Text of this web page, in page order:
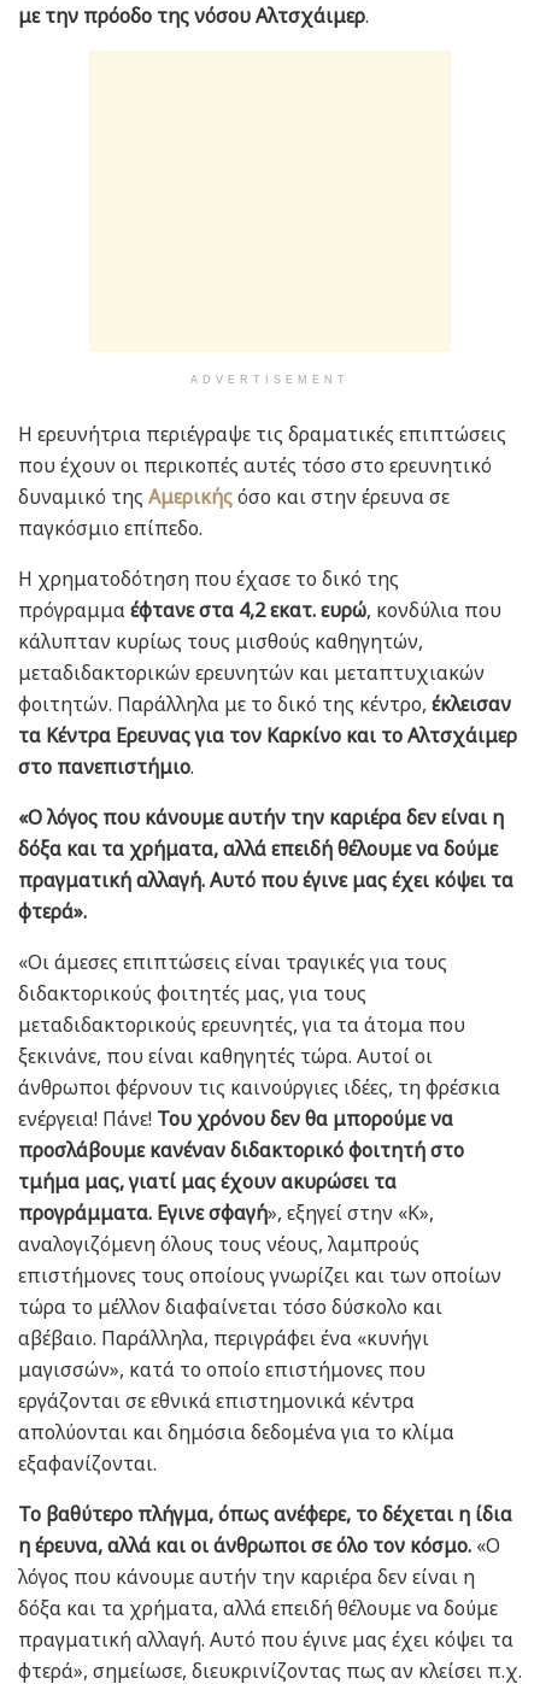
με την πρόοδο της νόσου Αλτσχάιμερ.
ADVERTISEMENT
Η ερευνήτρια περιέγραψε τις δραματικές επιπτώσεις
που έχουν οι περικοπές αυτές τόσο στο ερευνητικό
δυναμικό της Αμερικήςόσο και στην έρευνα σε
παγκόσμιο επίπεδο.
Η χρηματοδότηση που έχασε το δικό της
πρόγραμμαέφτανε στα 4,2 εκατ. ευρώ, κονδύλια που
κάλυπταν κυρίως τους μισθούς καθηγητών,
μεταδιδακτορικών ερευνητών και μεταπτυχιακών
φοιτητών. Παράλληλα με το δικό της κέντρο, έκλεισαν
τα Κέντρα Ερευνας για τον Καρκίνο και το Αλτσχάιμερ
στο πανεπιστήμιο.
«Ο λόγος που κάνουμε αυτήν την καριέρα δεν είναι η
δόξα και τα χρήματα, αλλά επειδή θέλουμε να δούμε
πραγματική αλλαγή. Αυτό που έγινε μας έχει κόψει τα
φτερά».
«Οι άμεσες επιπτώσεις είναι τραγικές για τους
διδακτορικούς φοιτητές μας, για τους
μεταδιδακτορικούς ερευνητές, για τα άτομα που
ξεκινάνε, που είναι καθηγητές τώρα. Αυτοί οι
άνθρωποι φέρνουν τις καινούργιες ιδέες, τη φρέσκια
ενέργεια! Πάνε! Του χρόνου δεν θα μπορούμε να
προσλάβουμε κανέναν διδακτορικό φοιτητή στο
τμήμα μας, γιατί μας έχουν ακυρώσει τα
προγράμματα. Εγινε σφαγή», εξηγεί στην «Κ»,
αναλογιζόμενη όλους τους νέους, λαμπρούς
επιστήμονες τους οποίους γνωρίζει και των οποίων
τώρα το μέλλον διαφαίνεται τόσο δύσκολο και
αβέβαιο. Παράλληλα, περιγράφει ένα «κυνήγι
μαγισσών», κατά το οποίο επιστήμονες που
εργάζονται σε εθνικά επιστημονικά κέντρα
απολύονται και δημόσια δεδομένα για το κλίμα
εξαφανίζονται.
Το βαθύτερο πλήγμα, όπως ανέφερε, το δέχεται η ίδια
η έρευνα, αλλά και οι άνθρωποι σε όλο τον κόσμο. «Ο
λόγος που κάνουμε αυτήν την καριέρα δεν είναι η
δόξα και τα χρήματα, αλλά επειδή θέλουμε να δούμε
πραγματική αλλαγή. Αυτό που έγινε μας έχει κόψει τα
φτερά», σημείωσε, διευκρινίζοντας πως αν κλείσει π.χ.